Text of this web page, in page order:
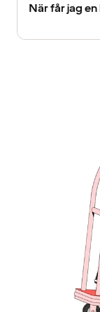
När får jag